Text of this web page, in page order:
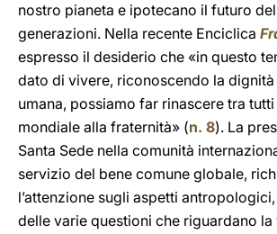
nostro pianeta e ipotecano il futuro
generazioni. Nella recente Enciclica
espresso il desiderio che «in questo
dato di vivere, riconoscendo la
umana, possiamo far rinascere tra tutti
mondiale alla fraternità» (n. 8). La
Santa Sede nella comunità
servizio del bene comune globale,
l’attenzione sugli aspetti
delle varie questioni che riguardano la